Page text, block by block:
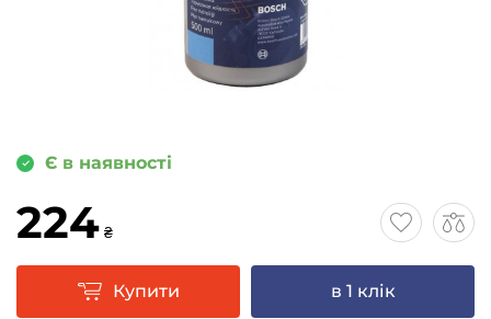
Є в наявності
224 ₴
Купити в 1 клік